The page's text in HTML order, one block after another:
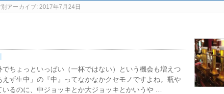
別アーカイブ: 2017年7月24日
ちょっといっぱい（一杯ではない）という機会も増えつ
ず生中」の『中』ってなかなかクセモノですよね。瓶や
るのに、中ジョッキとか大ジョッキとかいうや …